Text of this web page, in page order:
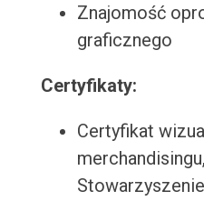
Znajomość
graficznego
Certyfikaty:
Certyfikat